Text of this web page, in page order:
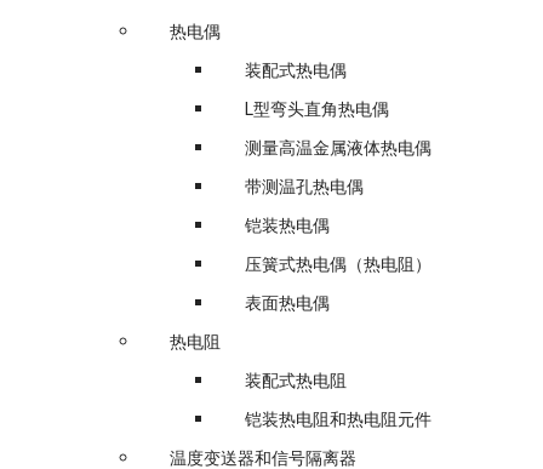
热电偶
装配式热电偶
L型弯头直角热电偶
测量高温金属液体热电偶
带测温孔热电偶
铠装热电偶
压簧式热电偶（热电阻）
表面热电偶
热电阻
装配式热电阻
铠装热电阻和热电阻元件
温度变送器和信号隔离器